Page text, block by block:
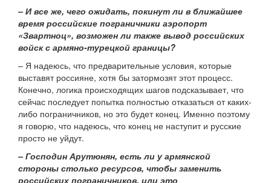
– И все же, чего ожидать, покинут ли в ближайшее
время российские пограничники аэропорт
«Звартноц», возможен ли также вывод российских
войск с армяно-турецкой границы?
– Я надеюсь, что предварительные условия, которые
выставят россияне, хотя бы затормозят этот процесс.
Конечно, логика происходящих шагов подсказывает, что
сейчас последует попытка полностью отказаться от каких-
либо пограничников, но это будет конец. Именно поэтому
я говорю, что надеюсь, что конец не наступит и русские
просто не уйдут.
– Господин Арутюнян, есть ли у армянской
стороны столько ресурсов, чтобы заменить
российских пограничников, или это